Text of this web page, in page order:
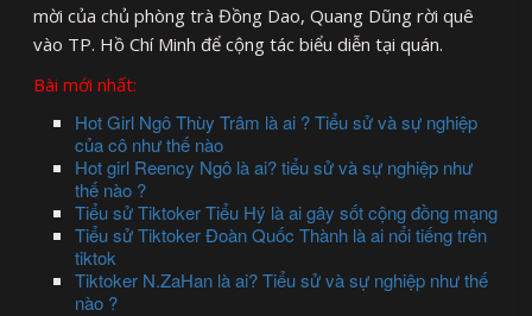
mời của chủ phòng trà Đồng Dao, Quang Dũng rời quê
vào TP. Hồ Chí Minh để cộng tác biểu diễn tại quán.
Bài mới nhất:
Hot Girl Ngô Thùy Trâm là ai ? Tiểu sử và sự nghiệp
của cô như thế nào
Hot girl Reency Ngô là ai? tiểu sử và sự nghiệp như
thế nào ?
Tiểu sử Tiktoker Tiểu Hý là ai gây sốt cộng đồng mạng
Tiểu sử Tiktoker Đoàn Quốc Thành là ai nổi tiếng trên
tiktok
Tiktoker N.ZaHan là ai? Tiểu sử và sự nghiệp như thế
nào ?